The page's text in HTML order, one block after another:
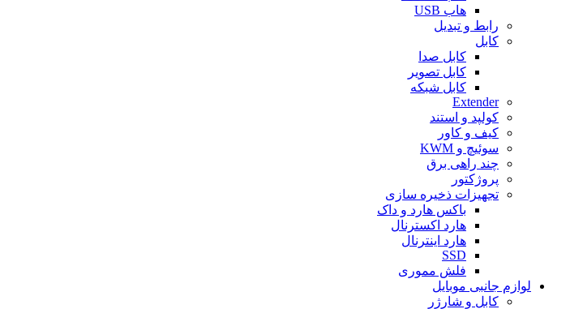
هاب USB
رابط و تبدیل
کابل
کابل صدا
کابل تصویر
کابل شبکه
Extender
کولپد و استند
کیف و کاور
سوئیچ و KWM
چند راهی برق
پروژکتور
تجهیزات ذخیره سازی
باکس هارد و داک
هارد اکسترنال
هارد اینترنال
SSD
فلش مموری
لوازم جانبی موبایل
کابل و شارژر